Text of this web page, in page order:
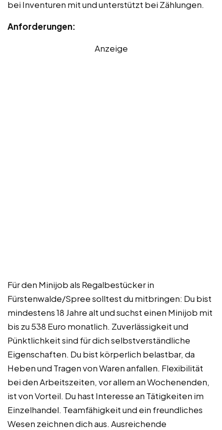
bei Inventuren mit und unterstützt bei Zählungen.
Anforderungen:
Anzeige
Für den Minijob als Regalbestücker in
Fürstenwalde/Spree solltest du mitbringen: Du bist
mindestens 18 Jahre alt und suchst einen Minijob mit
bis zu 538 Euro monatlich. Zuverlässigkeit und
Pünktlichkeit sind für dich selbstverständliche
Eigenschaften. Du bist körperlich belastbar, da
Heben und Tragen von Waren anfallen. Flexibilität
bei den Arbeitszeiten, vor allem an Wochenenden,
ist von Vorteil. Du hast Interesse an Tätigkeiten im
Einzelhandel. Teamfähigkeit und ein freundliches
Wesen zeichnen dich aus. Ausreichende